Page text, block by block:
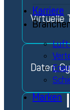
Karriere
Marken
Virtuelle
Daten,